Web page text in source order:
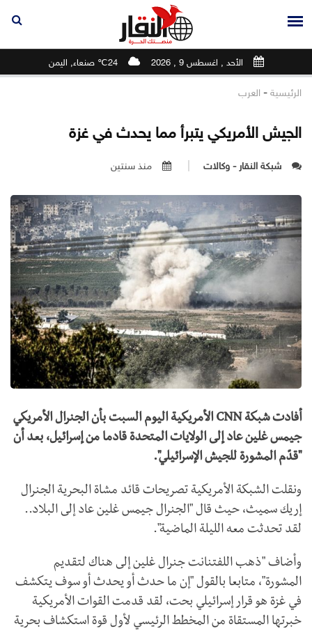
الأحد , اغسطس 9 , 2026 24℃ صنعاء, اليمن
الرئيسية - العرب
الجيش الأمريكي يتبرأ مما يحدث في غزة
شبكة النقار - وكالات منذ سنتين
أفادت شبكة CNN الأمريكية اليوم السبت بأن الجنرال الأمريكي
جيمس غلين عاد إلى الولايات المتحدة قادما من إسرائيل، بعد أن
"قدّم المشورة للجيش الإسرائيلي".
ونقلت الشبكة الأمريكية تصريحات قائد مشاة البحرية الجنرال
إريك سميث، حيث قال "الجنرال جيمس غلين عاد إلى البلاد..
لقد تحدثت معه الليلة الماضية".
وأضاف "ذهب اللفتنانت جنرال غلين إلى هناك لتقديم
المشورة"، متابعا بالقول "إن ما حدث أو يحدث أو سوف يتكشف
في غزة هو قرار إسرائيلي بحت، لقد قدمت القوات الأمريكية
خبرتها المستقاة من المخطط الرئيسي لأول قوة استكشاف بحرية